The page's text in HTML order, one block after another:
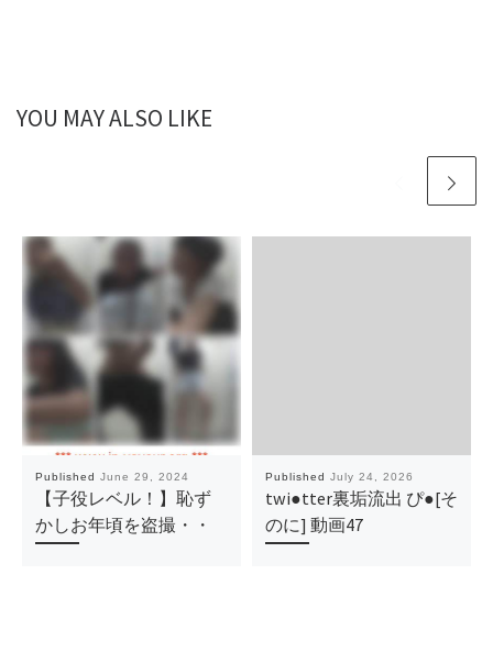
YOU MAY ALSO LIKE
Published June 29, 2024
【子役レベル！】恥ず
かしお年頃を盗撮・・
Published July 24, 2026
twi●tter裏垢流出 ぴ●[そ
のに] 動画47